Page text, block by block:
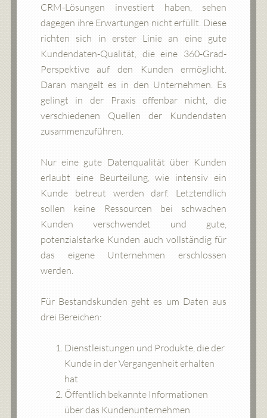
CRM-Lösungen investiert haben, sehen
dagegen ihre Erwartungen nicht erfüllt. Diese
richten sich in erster Linie an eine gute
Kundendaten-Qualität, die eine 360-Grad-
Perspektive auf den Kunden ermöglicht.
Daran mangelt es in den Unternehmen. Es
gelingt in der Praxis offenbar nicht, die
verschiedenen Quellen der Kundendaten
zusammenzuführen.
Nur eine gute Datenqualität über Kunden
erlaubt eine Beurteilung, wie intensiv ein
Kunde betreut werden darf. Letztendlich
sollen keine Ressourcen bei schwachen
Kunden verschwendet und gute,
potenzialstarke Kunden auch vollständig für
das eigene Unternehmen erschlossen
werden.
Für Bestandskunden geht es um Daten aus
drei Bereichen:
Dienstleistungen und Produkte, die der
Kunde in der Vergangenheit erhalten
hat
Öffentlich bekannte Informationen
über das Kundenunternehmen